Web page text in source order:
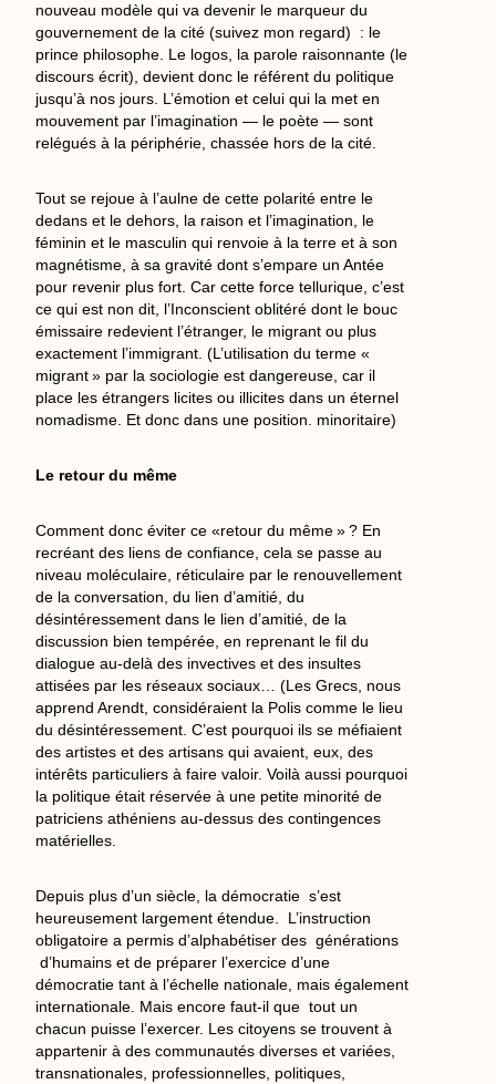
nouveau modèle qui va devenir le marqueur du
gouvernement de la cité (suivez mon regard) : le
prince philosophe. Le logos, la parole raisonnante (le
discours écrit), devient donc le référent du politique
jusqu’à nos jours. L’émotion et celui qui la met en
mouvement par l’imagination — le poète — sont
relégués à la périphérie, chassée hors de la cité.
Tout se rejoue à l’aulne de cette polarité entre le
dedans et le dehors, la raison et l’imagination, le
féminin et le masculin qui renvoie à la terre et à son
magnétisme, à sa gravité dont s’empare un Antée
pour revenir plus fort. Car cette force tellurique, c’est
ce qui est non dit, l’Inconscient oblitéré dont le bouc
émissaire redevient l’étranger, le migrant ou plus
exactement l’immigrant. (L’utilisation du terme «
migrant » par la sociologie est dangereuse, car il
place les étrangers licites ou illicites dans un éternel
nomadisme. Et donc dans une position. minoritaire)
Le retour du même
Comment donc éviter ce «retour du même » ? En
recréant des liens de confiance, cela se passe au
niveau moléculaire, réticulaire par le renouvellement
de la conversation, du lien d’amitié, du
désintéressement dans le lien d’amitié, de la
discussion bien tempérée, en reprenant le fil du
dialogue au-delà des invectives et des insultes
attisées par les réseaux sociaux… (Les Grecs, nous
apprend Arendt, considéraient la Polis comme le lieu
du désintéressement. C’est pourquoi ils se méfiaient
des artistes et des artisans qui avaient, eux, des
intérêts particuliers à faire valoir. Voilà aussi pourquoi
la politique était réservée à une petite minorité de
patriciens athéniens au-dessus des contingences
matérielles.
Depuis plus d’un siècle, la démocratie s’est
heureusement largement étendue. L’instruction
obligatoire a permis d’alphabétiser des générations
d’humains et de préparer l’exercice d’une
démocratie tant à l’échelle nationale, mais également
internationale. Mais encore faut-il que tout un
chacun puisse l’exercer. Les citoyens se trouvent à
appartenir à des communautés diverses et variées,
transnationales, professionnelles, politiques,